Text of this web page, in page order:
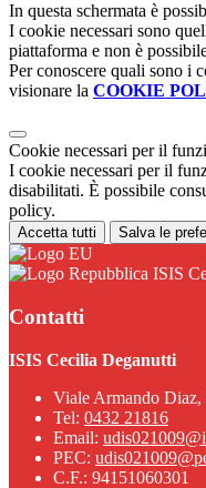
In questa schermata è
I cookie necessari sono
piattaforma e non è
Per conoscere quali sono i
visionare la COOKIE
Cookie necessari per il
I cookie necessari per il
disabilitati. È possibile
policy.
Accetta tutti Salva le
ISIS
Contatti
ISIS Cecilia Deganutti
Viale Armando
Tel: 0432 21816
Email:
PEC:
C.F.: 94151060301